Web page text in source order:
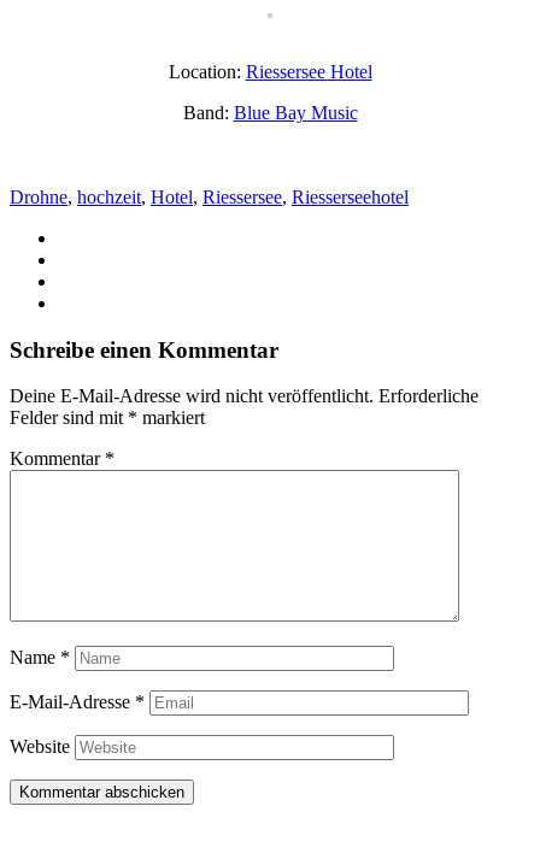
Location: Riessersee Hotel
Band: Blue Bay Music
Drohne, hochzeit, Hotel, Riessersee, Riesserseehotel
Schreibe einen Kommentar
Deine E-Mail-Adresse wird nicht veröffentlicht. Erforderliche
Felder sind mit * markiert
Kommentar *
Name *
E-Mail-Adresse *
Website